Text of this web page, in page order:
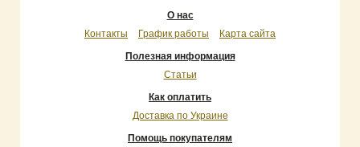
О нас
Контакты
График работы
Карта сайта
Полезная информация
Статьи
Как оплатить
Доставка по Украине
Помощь покупателям